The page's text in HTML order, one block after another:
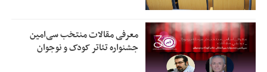
معرفی مقالات منتخب سی‌امین
جشنواره تئاتر کودک و نوجوان